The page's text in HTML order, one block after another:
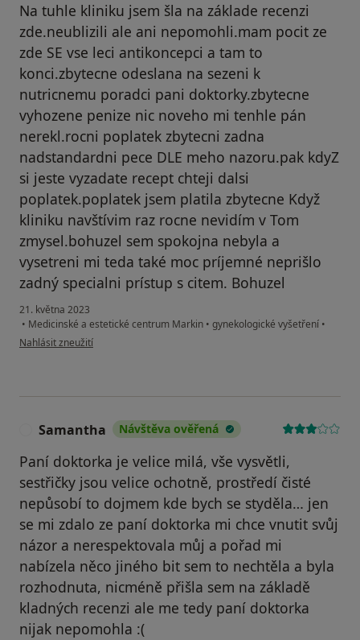
Na tuhle kliniku jsem šla na základe recenzi
zde.neublizili ale ani nepomohli.mam pocit ze
zde SE vse leci antikoncepci a tam to
konci.zbytecne odeslana na sezeni k
nutricnemu poradci pani doktorky.zbytecne
vyhozene penize nic noveho mi tenhle pán
nerekl.rocni poplatek zbytecni zadna
nadstandardni pece DLE meho nazoru.pak kdyZ
si jeste vyzadate recept chteji dalsi
poplatek.poplatek jsem platila zbytecne Když
kliniku navštívim raz rocne nevidím v Tom
zmysel.bohuzel sem spokojna nebyla a
vysetreni mi teda také moc príjemné neprišlo
zadný specialni prístup s citem. Bohuzel
21. května 2023
• Medicinské a estetické centrum Markin • gynekologické vyšetření •
podle názoru uživatele P.P
Nahlásit zneužití
Samantha Návštěva ověřená
Paní doktorka je velice milá, vše vysvětli,
sestřičky jsou velice ochotně, prostředí čisté
nepůsobí to dojmem kde bych se styděla… jen
se mi zdalo ze paní doktorka mi chce vnutit svůj
názor a nerespektovala můj a pořad mi
nabízela něco jiného bit sem to nechtěla a byla
rozhodnuta, nicméně přišla sem na základě
kladných recenzi ale me tedy paní doktorka
nijak nepomohla :(